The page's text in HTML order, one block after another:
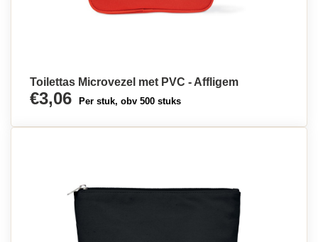
Toilettas Microvezel met PVC - Affligem
€3,06 Per stuk, obv 500 stuks